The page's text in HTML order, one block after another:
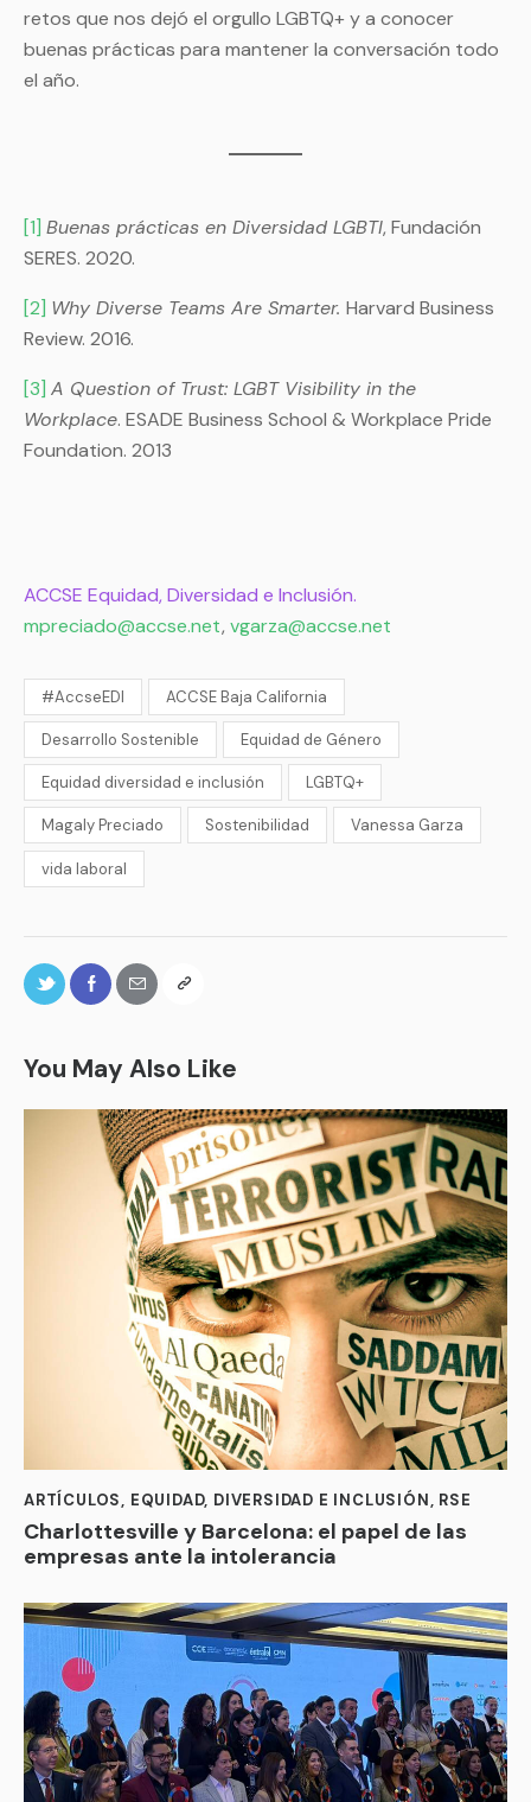
retos que nos dejó el orgullo LGBTQ+ y a conocer
buenas prácticas para mantener la conversación todo
el año.
[1] Buenas prácticas en Diversidad LGBTI, Fundación
SERES. 2020.
[2] Why Diverse Teams Are Smarter. Harvard Business
Review. 2016.
[3] A Question of Trust: LGBT Visibility in the
Workplace. ESADE Business School & Workplace Pride
Foundation. 2013
ACCSE Equidad, Diversidad e Inclusión.
mpreciado@accse.net, vgarza@accse.net
#AccseEDI ACCSE Baja California
Desarrollo Sostenible Equidad de Género
Equidad diversidad e inclusión LGBTQ+
Magaly Preciado Sostenibilidad Vanessa Garza
vida laboral
You May Also Like
ARTÍCULOS, EQUIDAD, DIVERSIDAD E INCLUSIÓN, RSE
Charlottesville y Barcelona: el papel de las
empresas ante la intolerancia